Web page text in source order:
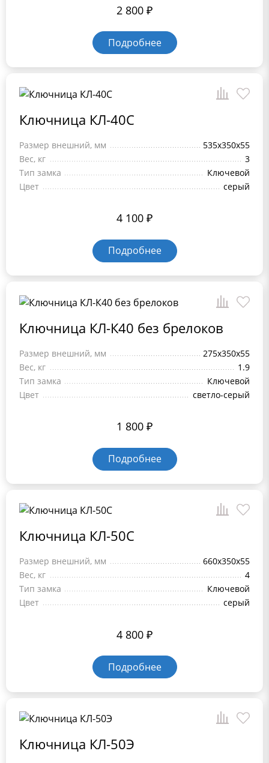
2 800 ₽
Подробнее
Ключница КЛ-40C
Размер внешний, мм
535x350x55
Вес, кг
3
Тип замка
Ключевой
Цвет
серый
4 100 ₽
Подробнее
Ключница КЛ-К40 без брелоков
Размер внешний, мм
275x350x55
Вес, кг
1.9
Тип замка
Ключевой
Цвет
светло-серый
1 800 ₽
Подробнее
Ключница КЛ-50C
Размер внешний, мм
660x350x55
Вес, кг
4
Тип замка
Ключевой
Цвет
серый
4 800 ₽
Подробнее
Ключница КЛ-50Э